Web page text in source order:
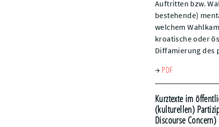
Auftritten bzw.
bestehende)
welchem
kroatische oder
Diffamierung des
→ PDF
Kurztexte im
(kulturellen)
Discourse Concern)